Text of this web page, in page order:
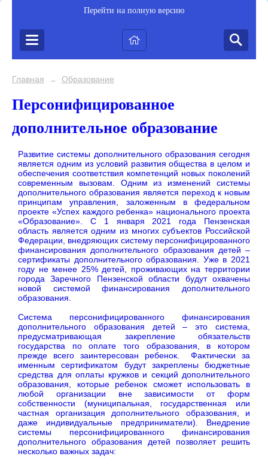
Перейти на полную версию
Главная → Образование
Персонифицированное
дополнительное образование
Развитие системы дополнительного образования сегодня
является одним из условий развития общества в целом и
обеспечения соответствия компетенций новых поколений
современным вызовам. Одним из изменений системы
дополнительного образования является переход к новым
принципам управления, заложенным в федеральном
проекте «Успех каждого ребенка» национального проекта
«Образование». С 1 января 2021 года Пензенская
область является одним из многих субъектов Российской
Федерации, внедряющих систему персонифицированного
финансирования дополнительного образования детей –
сертификаты дополнительного образования. Уже в 2021
году не менее 25% детей, проживающих на территории
города Заречного Пензенской области будут охвачены
новой системой финансирования дополнительного
образования.
Система персонифицированного финансирования
дополнительного образования детей – это система,
предусматривающая закрепление обязательств
государства по оплате того образования, в котором
прежде всего заинтересован ребенок. Фактически за
именным сертификатом будут закреплены бюджетные
средства для оплаты кружков и секций дополнительного
образования, которые ребенок сможет использовать в
любой организации вне зависимости от форм
собственности (муниципальная, государственная или
частная организация дополнительного образования, и
даже индивидуальные предприниматели). Внедрение
системы персонифицированного финансирования
дополнительного образования детей позволяет решить
несколько важных задач: